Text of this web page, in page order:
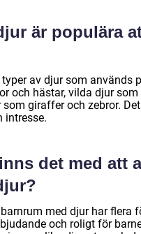
är populära
av djur som används
och hästar, vilda djur
giraffer och zebror.
intresse.
det med att
med djur har flera
och roligt för